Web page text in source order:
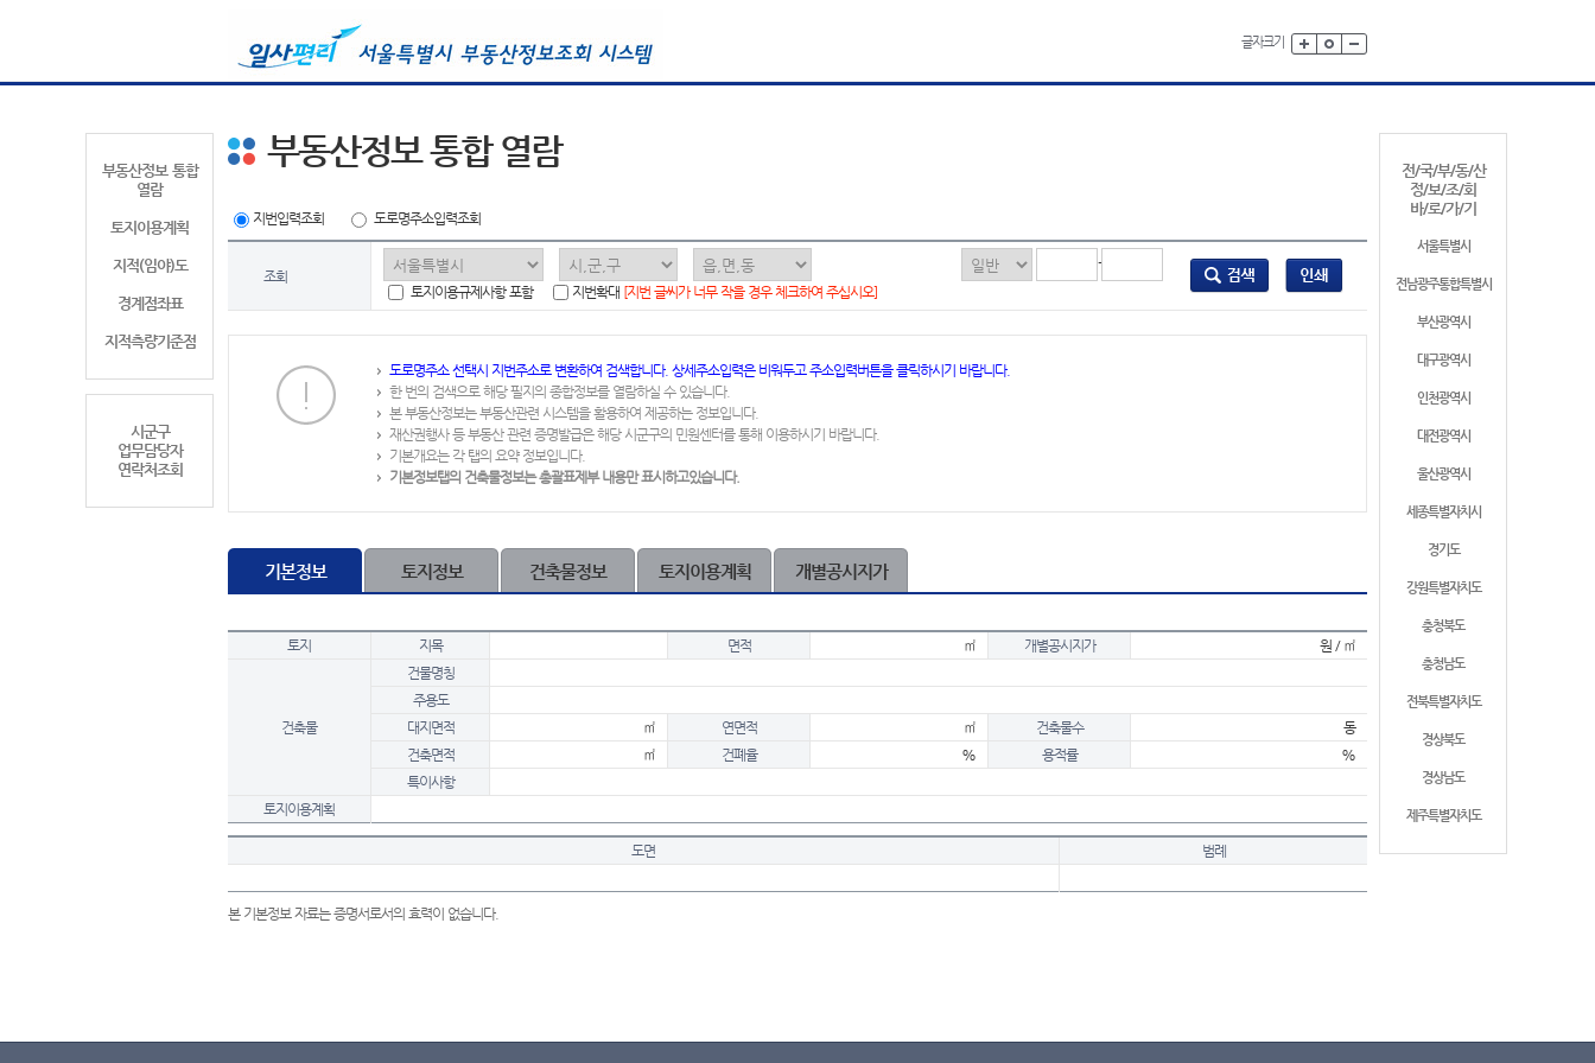
글자크기
부동산정보 통합
열람
토지이용계획
지적(임야)도
경계점좌표
지적측량기준점
시군구
업무담당자
연락처조회
전/국/부/동/산
정/보/조/회
바/로/가/기
서울특별시
전남광주통합특별시
부산광역시
대구광역시
인천광역시
대전광역시
울산광역시
세종특별자치시
경기도
강원특별자치도
충청북도
충청남도
전북특별자치도
경상북도
경상남도
제주특별자치도
부동산정보 통합 열람
지번입력조회 도로명주소입력조회
조회
-
토지이용규제사항 포함
지번확대 [지번 글씨가 너무 작을 경우 체크하여 주십시오]
도로명주소 선택시 지번주소로 변환하여 검색합니다. 상세주소입력은 비워두고 주소입력버튼을 클릭하시기 바랍니다.
한 번의 검색으로 해당 필지의 종합정보를 열람하실 수 있습니다.
본 부동산정보는 부동산관련 시스템을 활용하여 제공하는 정보입니다.
재산권행사 등 부동산 관련 증명발급은 해당 시군구의 민원센터를 통해 이용하시기 바랍니다.
기본개요는 각 탭의 요약 정보입니다.
기본정보탭의 건축물정보는 총괄표제부 내용만 표시하고있습니다.
기본정보 토지정보 건축물정보 토지이용계획 개별공시지가
토지 지목 면적 ㎡ 개별공시지가 원 / ㎡
건축물
건물명칭
주용도
대지면적
㎡ 연면적 ㎡ 건축물수
동
건축면적
㎡ 건폐율 % 용적률
%
특이사항
토지이용계획
도면 범례
본 기본정보 자료는 증명서로서의 효력이 없습니다.